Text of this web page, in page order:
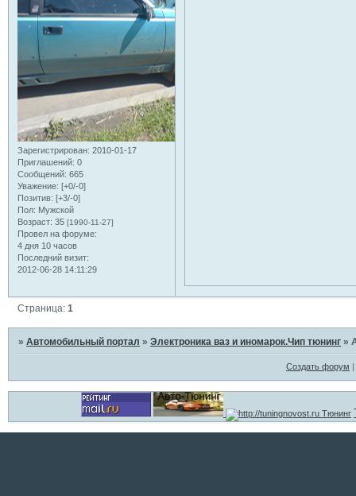
Зарегистрирован: 2010-01-17
Приглашений: 0
Сообщений: 665
Уважение: [+0/-0]
Позитив: [+3/-0]
Пол: Мужской
Возраст: 35 [1990-11-27]
Провел на форуме:
4 дня 10 часов
Последний визит:
2012-06-28 14:11:29
Страница:1
»Автомобильный портал »Электроника ваз и иномарок.Чип тюнинг »
Создать форум |